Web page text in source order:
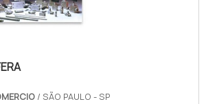
/ SÃO PAULO - SP